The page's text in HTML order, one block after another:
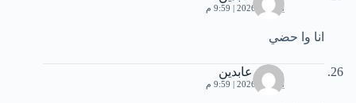
يوليو 2, 2026 | 9:59 م
انا وا حضي
محمد عابدين
يوليو 2, 2026 | 9:59 م